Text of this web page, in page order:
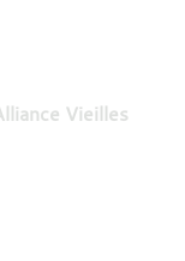
Vieilles